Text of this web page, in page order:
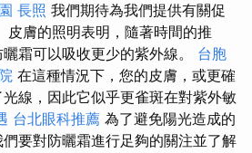
長照 我們期待為我們提供有關促
皮膚的照明表明，隨著時間的推
霜可以吸收更少的紫外線。 台胞
在這種情況下，您的皮膚，或更確
線，因此它似乎更雀斑在對紫外敏
台北眼科推薦 為了避免陽光造成的
要對防曬霜進行足夠的關注並了解